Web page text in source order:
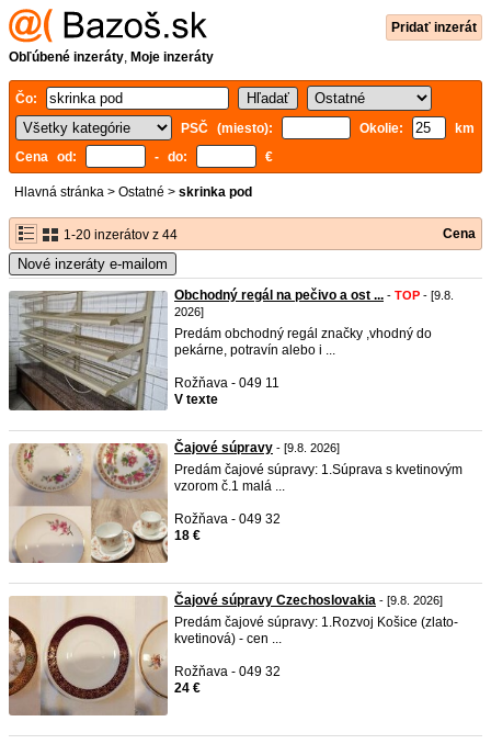
Pridať inzerát
Obľúbené inzeráty, Moje inzeráty
Čo:
PSČ (miesto):
Okolie:
km
Cena od:
- do: €
Hlavná stránka > Ostatné > skrinka pod
1-20 inzerátov z 44 Cena
Nové inzeráty e-mailom
Obchodný regál na pečivo a ost ... - TOP - [9.8.
2026]
Predám obchodný regál značky ,vhodný do
pekárne, potravín alebo i ...
Rožňava - 049 11
V texte
Čajové súpravy - [9.8. 2026]
Predám čajové súpravy: 1.Súprava s kvetinovým
vzorom č.1 malá ...
Rožňava - 049 32
18 €
Čajové súpravy Czechoslovakia - [9.8. 2026]
Predám čajové súpravy: 1.Rozvoj Košice (zlato-
kvetinová) - cen ...
Rožňava - 049 32
24 €